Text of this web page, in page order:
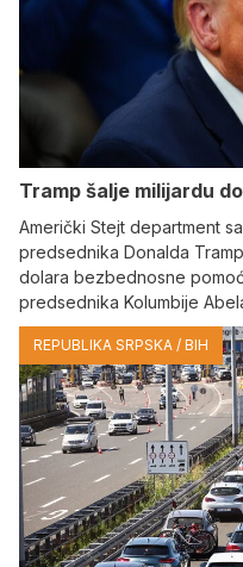
Tramp šalje milijardu
Američki Stejt department
predsednika Donalda
dolara bezbednosne
predsednika Kolumbije
REPUBLIKA SRPSKA / BIH